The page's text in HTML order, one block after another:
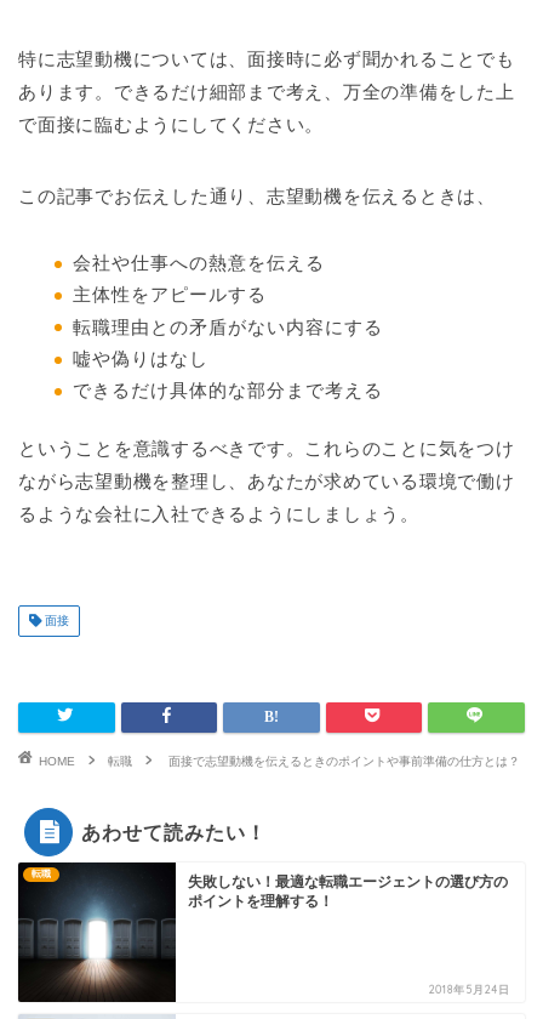
特に志望動機については、面接時に必ず聞かれることでも
あります。できるだけ細部まで考え、万全の準備をした上
で面接に臨むようにしてください。
この記事でお伝えした通り、志望動機を伝えるときは、
会社や仕事への熱意を伝える
主体性をアピールする
転職理由との矛盾がない内容にする
嘘や偽りはなし
できるだけ具体的な部分まで考える
ということを意識するべきです。これらのことに気をつけ
ながら志望動機を整理し、あなたが求めている環境で働け
るような会社に入社できるようにしましょう。
面接
HOME 転職 面接で志望動機を伝えるときのポイントや事前準備の仕方とは？
あわせて読みたい！
転職
失敗しない！最適な転職エージェントの選び方の
ポイントを理解する！
2018年5月24日